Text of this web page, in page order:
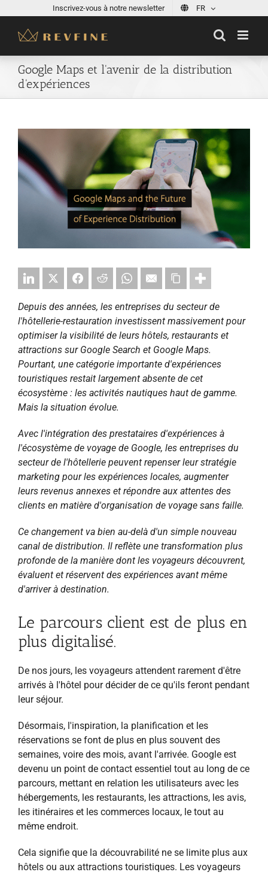
content
Inscrivez-vous à notre newsletter FR
Google Maps et l'avenir de la distribution
d'expériences
View
Larger
Image
Depuis des années, les entreprises du secteur de
l'hôtellerie-restauration investissent massivement pour
optimiser la visibilité de leurs hôtels, restaurants et
attractions sur Google Search et Google Maps.
Pourtant, une catégorie importante d'expériences
touristiques restait largement absente de cet
écosystème : les activités nautiques haut de gamme.
Mais la situation évolue.
Avec l'intégration des prestataires d'expériences à
l'écosystème de voyage de Google, les entreprises du
secteur de l'hôtellerie peuvent repenser leur stratégie
marketing pour les expériences locales, augmenter
leurs revenus annexes et répondre aux attentes des
clients en matière d'organisation de voyage sans faille.
Ce changement va bien au-delà d'un simple nouveau
canal de distribution. Il reflète une transformation plus
profonde de la manière dont les voyageurs découvrent,
évaluent et réservent des expériences avant même
d'arriver à destination.
Le parcours client est de plus en
plus digitalisé.
De nos jours, les voyageurs attendent rarement d'être
arrivés à l'hôtel pour décider de ce qu'ils feront pendant
leur séjour.
Désormais, l'inspiration, la planification et les
réservations se font de plus en plus souvent des
semaines, voire des mois, avant l'arrivée. Google est
devenu un point de contact essentiel tout au long de ce
parcours, mettant en relation les utilisateurs avec les
hébergements, les restaurants, les attractions, les avis,
les itinéraires et les commerces locaux, le tout au
même endroit.
Cela signifie que la découvrabilité ne se limite plus aux
hôtels ou aux attractions touristiques. Les voyageurs